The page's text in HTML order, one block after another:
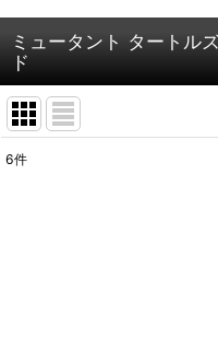
ミュータント タートル
ド
6件